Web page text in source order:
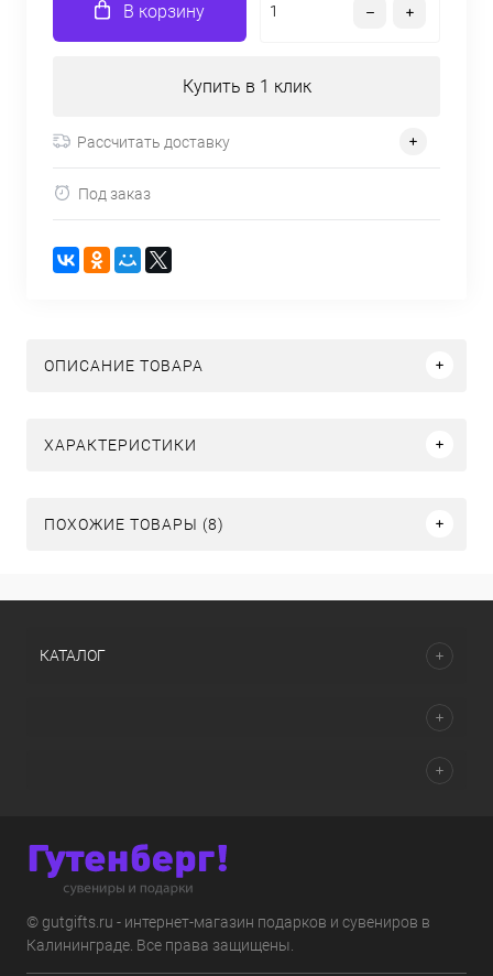
В корзину
Купить в 1 клик
Рассчитать доставку
Под заказ
ОПИСАНИЕ ТОВАРА
ХАРАКТЕРИСТИКИ
ПОХОЖИЕ ТОВАРЫ (8)
КАТАЛОГ
© gutgifts.ru - интернет-магазин подарков и сувениров в
Калининграде. Все права защищены.